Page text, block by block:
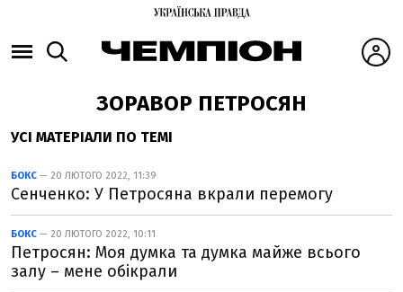
ЗОРАВОР ПЕТРОСЯН
УСІ МАТЕРІАЛИ ПО ТЕМІ
БОКС — 20 ЛЮТОГО 2022, 11:39
Сенченко: У Петросяна вкрали перемогу
БОКС — 20 ЛЮТОГО 2022, 10:11
Петросян: Моя думка та думка майже всього
залу – мене обікрали